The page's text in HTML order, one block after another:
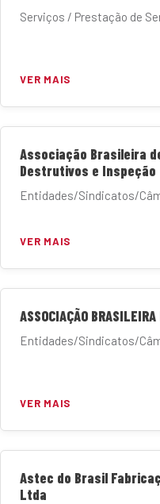
Serviços / Prestação de
VER MAIS
Associação Brasileira
Destrutivos e Inspeção
Entidades/Sindicatos/
VER MAIS
ASSOCIAÇÃO
Entidades/Sindicatos/
VER MAIS
Astec do Brasil
Ltda